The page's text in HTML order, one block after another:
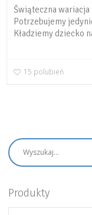
Świąteczna
Potrzebujemy
Kładziemy dziecko
15 polubień
Produkty